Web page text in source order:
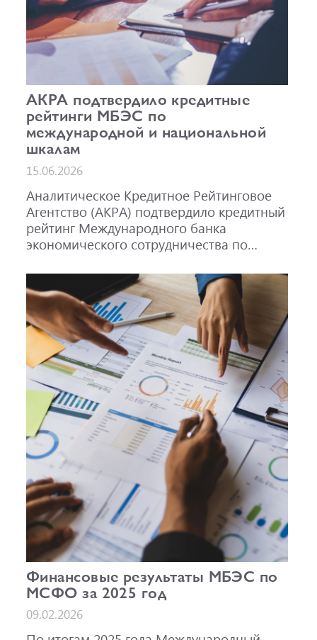
АКРА подтвердило кредитные
рейтинги МБЭС по
международной и национальной
шкалам
15.06.2026
Аналитическое Кредитное Рейтинговое
Агентство (АКРА) подтвердило кредитный
рейтинг Международного банка
экономического сотрудничества по
прогноз «Стабильный», и по
национальной шкале для Российской
Федерации на уровне AAA(RU), прогноз
«Стабильный». Также подтвержден
рейтинг облигаций МБЭС серий 001Р-02
(RU000A101RJ7), 002Р-03 (RU000A108Q03)
и 002Р-04 (RU000A10CC99) на уровне
AAA(RU).
Финансовые результаты МБЭС по
МСФО за 2025 год
09.02.2026